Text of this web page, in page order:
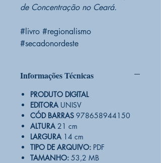
de Concentração no Ceará.
#livro #regionalismo
#secadonordeste
Informações Técnicas
PRODUTO DIGITAL
EDITORA UNISV
CÓD BARRAS 978658944150
ALTURA 21 cm
LARGURA 14 cm
TIPO DE ARQUIVO: PDF
TAMANHO: 53,2 MB